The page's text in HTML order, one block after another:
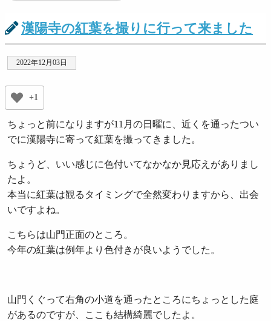
漢陽寺の紅葉を撮りに行って来ました
2022年12月03日
+1
ちょっと前になりますが11月の日曜に、近くを通ったつい
でに漢陽寺に寄って紅葉を撮ってきました。
ちょうど、いい感じに色付いてなかなか見応えがありまし
たよ。
本当に紅葉は観るタイミングで全然変わりますから、出会
いですよね。
こちらは山門正面のところ。
今年の紅葉は例年より色付きが良いようでした。
山門くぐって右角の小道を通ったところにちょっとした庭
があるのですが、ここも結構綺麗でしたよ。